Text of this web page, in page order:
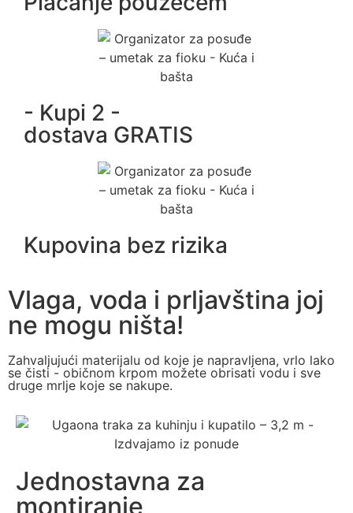
- Kupi 2 -
dostava GRATIS
Kupovina bez rizika
Vlaga, voda i prljavština joj
ne mogu ništa!
Zahvaljujući materijalu od koje je napravljena, vrlo lako
se čisti - običnom krpom možete obrisati vodu i sve
druge mrlje koje se nakupe.
Jednostavna za
montiranje